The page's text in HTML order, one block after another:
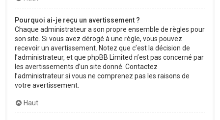
Pourquoi ai-je reçu un avertissement ?
Chaque administrateur a son propre ensemble de règles pour
son site. Si vous avez dérogé à une règle, vous pouvez
recevoir un avertissement. Notez que c’est la décision de
l’administrateur, et que phpBB Limited n’est pas concerné par
les avertissements d’un site donné. Contactez
l’administrateur si vous ne comprenez pas les raisons de
votre avertissement.
Haut